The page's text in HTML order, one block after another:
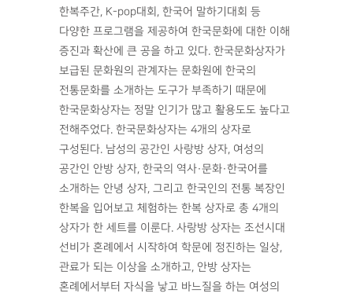
한복주간, K-pop대회, 한국어 말하기대회 등
다양한 프로그램을 제공하여 한국문화에 대한 이해
증진과 확산에 큰 공을 하고 있다. 한국문화상자가
보급된 문화원의 관계자는 문화원에 한국의
전통문화를 소개하는 도구가 부족하기 때문에
한국문화상자는 정말 인기가 많고 활용도도 높다고
전해주었다. 한국문화상자는 4개의 상자로
구성된다. 남성의 공간인 사랑방 상자, 여성의
공간인 안방 상자, 한국의 역사·문화·한국어를
소개하는 안녕 상자, 그리고 한국인의 전통 복장인
한복을 입어보고 체험하는 한복 상자로 총 4개의
상자가 한 세트를 이룬다. 사랑방 상자는 조선시대
선비가 혼례에서 시작하여 학문에 정진하는 일상,
관료가 되는 이상을 소개하고, 안방 상자는
혼례에서부터 자식을 낳고 바느질을 하는 여성의